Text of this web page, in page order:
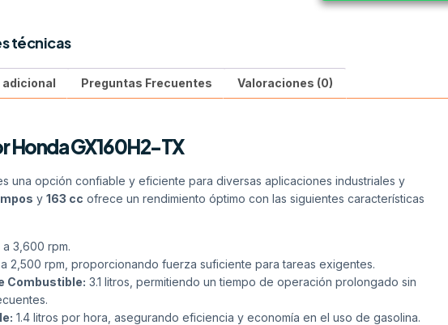
técnicas
Preguntas Frecuentes Valoraciones (0)
Honda GX160H2-TX
una opción confiable y eficiente para diversas aplicaciones industriales y
y 163 cc ofrece un rendimiento óptimo con las siguientes características
a 3,600 rpm.
a 2,500 rpm, proporcionando fuerza suficiente para tareas exigentes.
Combustible: 3.1 litros, permitiendo un tiempo de operación prolongado sin
1.4 litros por hora, asegurando eficiencia y economía en el uso de gasolina.